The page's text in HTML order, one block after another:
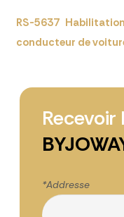
RS-5637
conducteur de
Recevoir